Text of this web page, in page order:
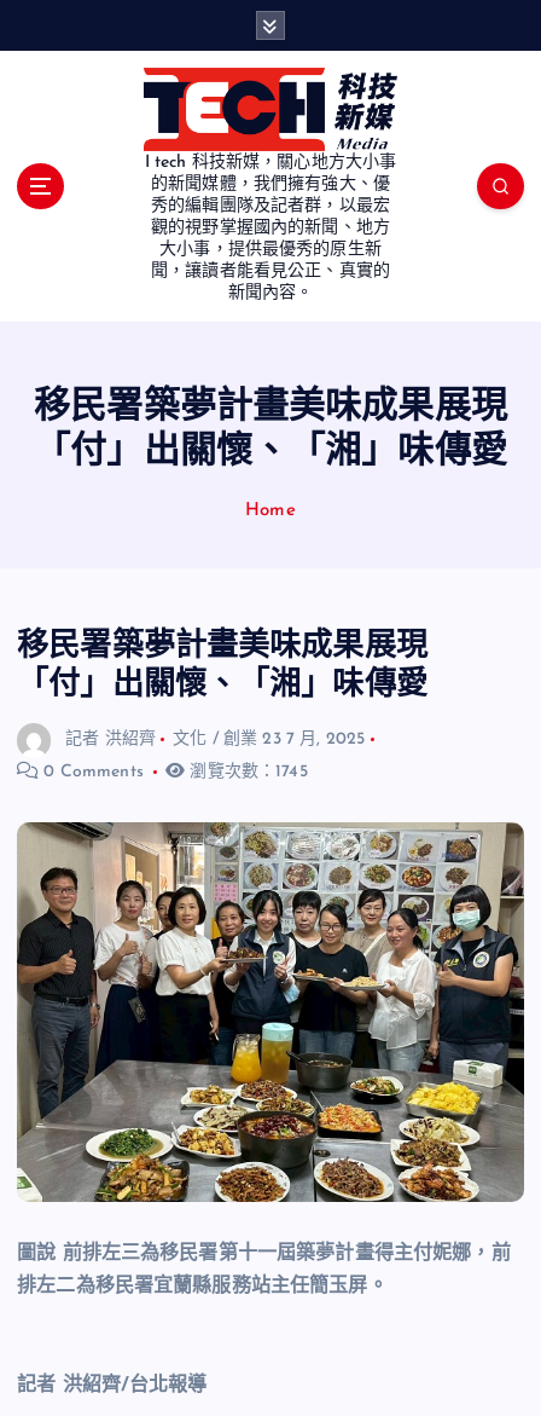
I tech 科技新媒，關心地方大小事
的新聞媒體，我們擁有強大、優
秀的編輯團隊及記者群，以最宏
觀的視野掌握國內的新聞、地方
大小事，提供最優秀的原生新
聞，讓讀者能看見公正、真實的
新聞內容。
移民署築夢計畫美味成果展現
「付」出關懷、「湘」味傳愛
Home
移民署築夢計畫美味成果展現
「付」出關懷、「湘」味傳愛
記者 洪紹齊 文化 / 創業 23 7 月, 2025
0 Comments
瀏覽次數：1745
圖說 前排左三為移民署第十一屆築夢計畫得主付妮娜，前
排左二為移民署宜蘭縣服務站主任簡玉屏。
記者 洪紹齊/台北報導